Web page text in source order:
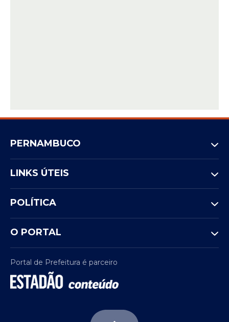
PERNAMBUCO
LINKS ÚTEIS
POLÍTICA
O PORTAL
Portal de Prefeitura é parceiro